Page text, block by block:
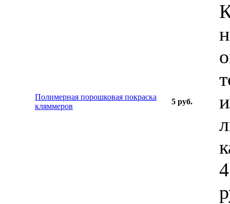
Полимерная порошковая покраска
кляммеров
5 руб.